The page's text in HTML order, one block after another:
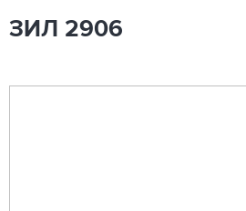
ЗИЛ 2906